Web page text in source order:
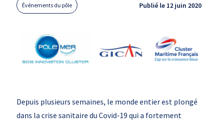
Événements du pôle Publié le 12 juin 2020
Depuis plusieurs semaines, le monde entier est plongé
dans la crise sanitaire du Covid-19 qui a fortement